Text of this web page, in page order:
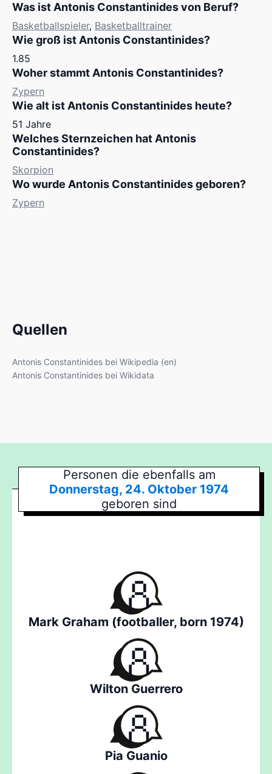
Was ist Antonis Constantinides von Beruf?
Basketballspieler, Basketballtrainer
Wie groß ist Antonis Constantinides?
1.85
Woher stammt Antonis Constantinides?
Zypern
Wie alt ist Antonis Constantinides heute?
51 Jahre
Welches Sternzeichen hat Antonis
Constantinides?
Skorpion
Wo wurde Antonis Constantinides geboren?
Zypern
Quellen
Antonis Constantinides bei Wikipedia (en)
Antonis Constantinides bei Wikidata
Personen die ebenfalls am
Donnerstag, 24. Oktober 1974
geboren sind
Mark Graham (footballer, born 1974)
Wilton Guerrero
Pia Guanio